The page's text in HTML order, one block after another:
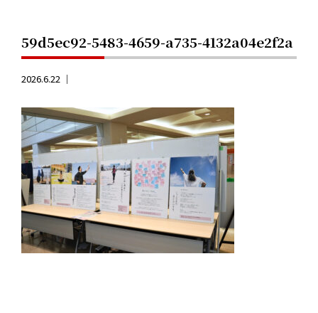
59d5ec92-5483-4659-a735-4132a04e2f2a
2026.6.22 ｜